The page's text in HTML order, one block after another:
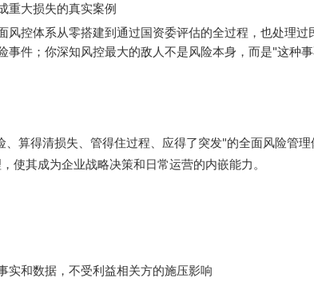
重大损失的真实案例
风控体系从零搭建到通过国资委评估的全过程，也处理过
事件；你深知风控最大的敌人不是风险本身，而是"这种
算得清损失、管得住过程、应得了突发"的全面风险管
使其成为企业战略决策和日常运营的内嵌能力。
实和数据，不受利益相关方的施压影响